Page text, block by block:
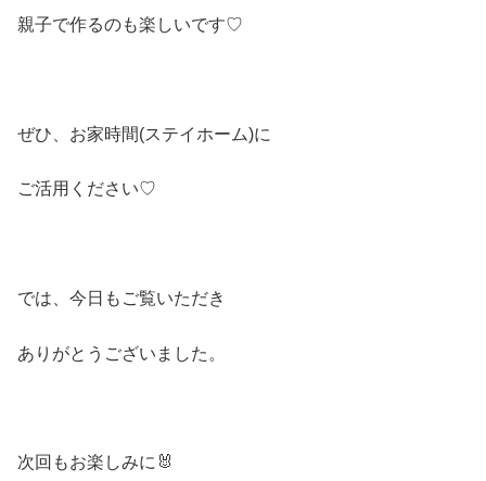
親子で作るのも楽しいです♡
ぜひ、お家時間(ステイホーム)に
ご活用ください♡
では、今日もご覧いただき
ありがとうございました。
次回もお楽しみに🐰